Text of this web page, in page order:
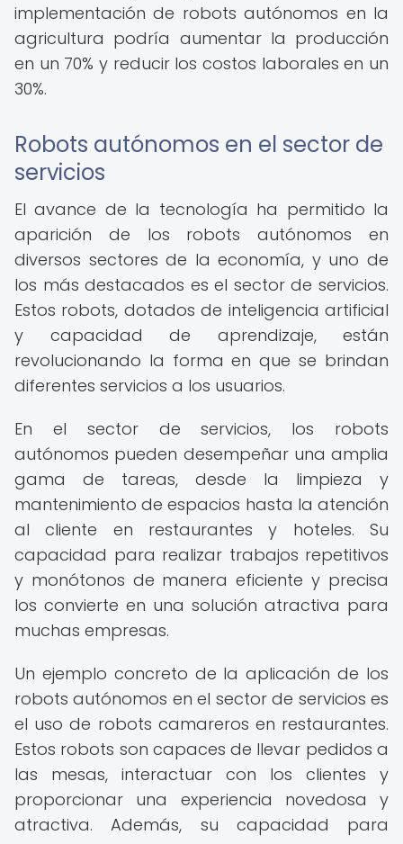
implementación de robots autónomos en la
agricultura podría aumentar la producción
en un 70% y reducir los costos laborales en un
30%.
Robots autónomos en el sector de
servicios
El avance de la tecnología ha permitido la
aparición de los robots autónomos en
diversos sectores de la economía, y uno de
los más destacados es el sector de servicios.
Estos robots, dotados de inteligencia artificial
y capacidad de aprendizaje, están
revolucionando la forma en que se brindan
diferentes servicios a los usuarios.
En el sector de servicios, los robots
autónomos pueden desempeñar una amplia
gama de tareas, desde la limpieza y
mantenimiento de espacios hasta la atención
al cliente en restaurantes y hoteles. Su
capacidad para realizar trabajos repetitivos
y monótonos de manera eficiente y precisa
los convierte en una solución atractiva para
muchas empresas.
Un ejemplo concreto de la aplicación de los
robots autónomos en el sector de servicios es
el uso de robots camareros en restaurantes.
Estos robots son capaces de llevar pedidos a
las mesas, interactuar con los clientes y
proporcionar una experiencia novedosa y
atractiva. Además, su capacidad para